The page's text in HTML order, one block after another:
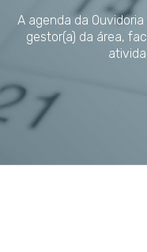
A agenda da
gestor(a) da área,